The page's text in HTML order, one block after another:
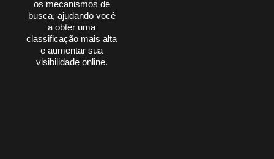
os mecanismos de
busca, ajudando você
a obter uma
classificação mais alta
e aumentar sua
visibilidade online.